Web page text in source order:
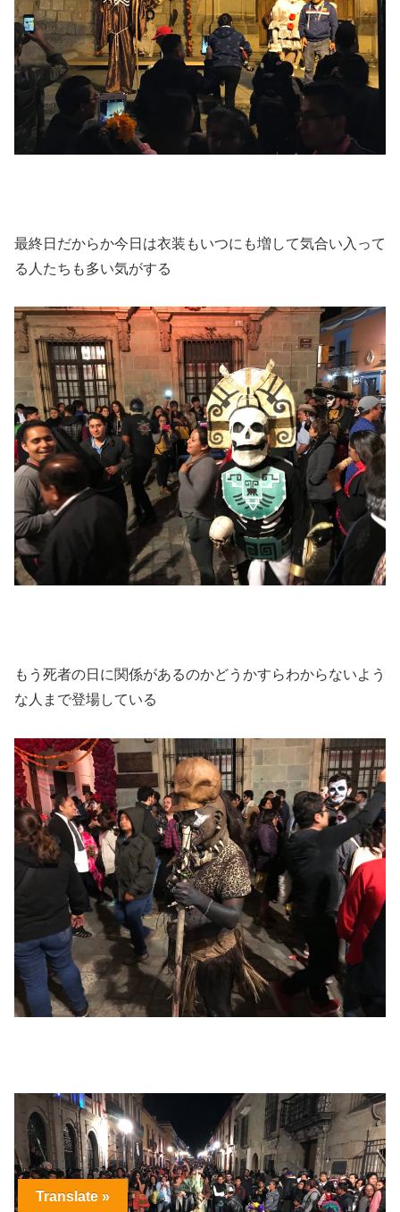
最終日だからか今日は衣装もいつにも増して気合い入って
る人たちも多い気がする
もう 死者の日に関係があるのかどうかすらわからないよう
な人まで登場している
Translate »